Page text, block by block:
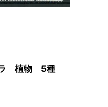
植物 5種